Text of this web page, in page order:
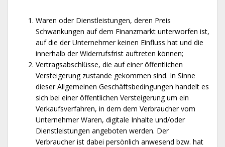
Waren oder Dienstleistungen, deren Preis
Schwankungen auf dem Finanzmarkt unterworfen ist,
auf die der Unternehmer keinen Einfluss hat und die
innerhalb der Widerrufsfrist auftreten können;
Vertragsabschlüsse, die auf einer öffentlichen
Versteigerung zustande gekommen sind. In Sinne
dieser Allgemeinen Geschäftsbedingungen handelt es
sich bei einer öffentlichen Versteigerung um ein
Verkaufsverfahren, in dem dem Verbraucher vom
Unternehmer Waren, digitale Inhalte und/oder
Dienstleistungen angeboten werden. Der
Verbraucher ist dabei persönlich anwesend bzw. hat